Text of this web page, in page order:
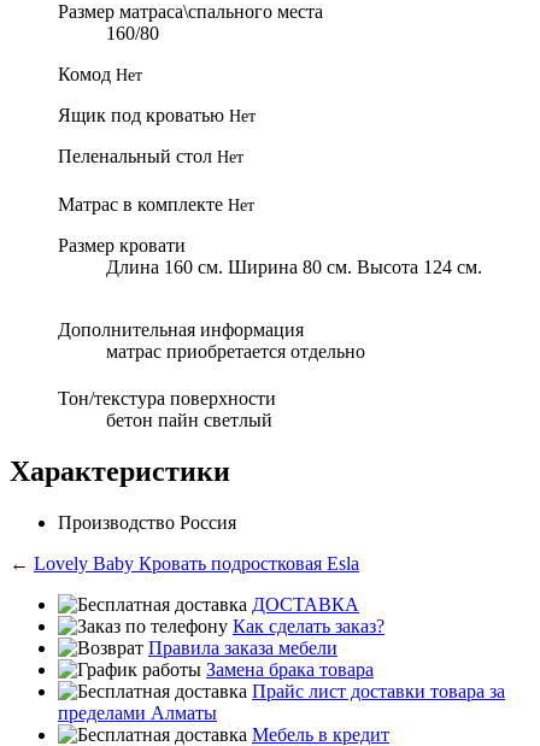
Размер матраса\спального места
160/80
Комод Нет
Ящик под кроватью Нет
Пеленальный стол Нет
Матрас в комплекте Нет
Размер кровати
Длина 160 см. Ширина 80 см. Высота 124 см.
Дополнительная информация
матрас приобретается отдельно
Тон/текстура поверхности
бетон пайн светлый
Характеристики
Производство Россия
← Lovely Baby Кровать подростковая Esla
ДОСТАВКА
Как сделать заказ?
Правила заказа мебели
Замена брака товара
Прайс лист доставки товара за
пределами Алматы
Мебель в кредит